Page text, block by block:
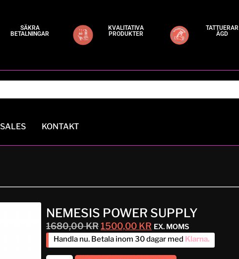
SÄKRA
BETALNINGAR
KVALITATIVA
PRODUKTER
TATTUERAR
ÄGD
SALES KONTAKT
NEMESIS POWER SUPPLY
1680,00KR1500,00 KR EX. MOMS
Handla nu. Betala inom 30 dagar med Klarna.